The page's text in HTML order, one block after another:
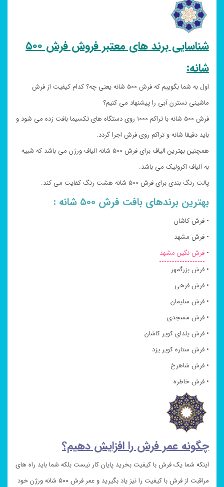
شناسایی برند های معتبر فروش فرش ۵۰۰
شانه:
اول به شما بگوییم که فرش ۵۰۰ شانه یعنی چه؟ کدام کیفیت از فرش
ماشینی نسترن آبی را پیشنهاد می کنیم؟
فرش ۵۰۰ شانه با تراکم ۱۰۰۰ روی دستگاه های تکسیما بافت زده می شود و
باید دقیقا شانه و تراکم روی فرش اجرا گردد.
همچنین بهترین الیاف برای فرش ۵۰۰ شانه الیاف ورژن می باشد که شبیه
به الیاف اکرولیک می باشد.
پالت رنگ بندی برای فرش ۵۰۰ شانه هشت رنگ کفایت می کند.
بهترین برندهای بافت فرش ۵۰۰ شانه :
• فرش کاشان
• فرش مشهد
• فرش نگین مشهد
• فرش بزرگمهر
• فرش فرهی
• فرش سلیمان
• فرش مسجدی
• فرش یلدای کویر کاشان
• فرش ستاره کویر یزد
• فرش شاهرخ
• فرش خاطره
چگونه عمر فرش را افزایش دهیم؟
اینکه شما یک فرش با کیفیت بخرید پایان کار نیست بلکه شما باید راه های
مراقبت از فرش با کیفیت را نیز یاد بگیرید و عمر فرش ۵۰۰ شانه ورژن خود